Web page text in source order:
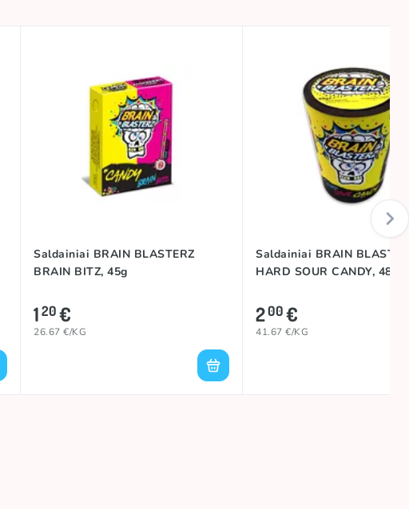
Saldainiai BRAIN BLASTERZ
BRAIN BITZ, 45g
120€
26.67 €/KG
Saldainiai BRAIN
HARD SOUR CANDY, 48g
200€
41.67 €/KG